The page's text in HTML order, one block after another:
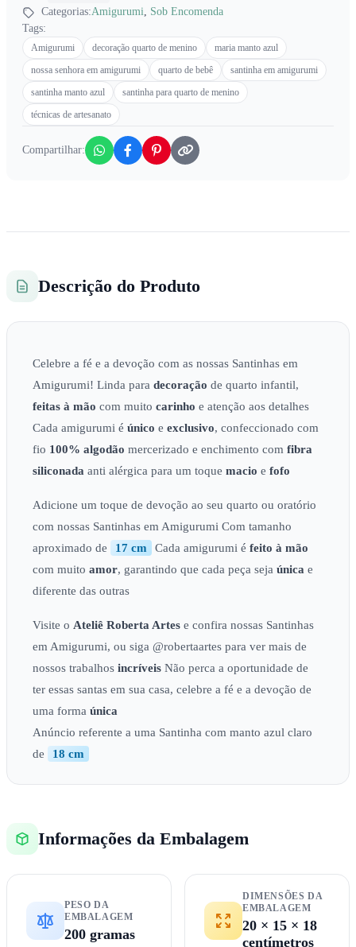
Categorias:Amigurumi, Sob Encomenda
Tags:
Amigurumi decoração quarto de menino
maria manto azul
nossa senhora em amigurumi
quarto de bebê
santinha em amigurumi
santinha manto azul
santinha para quarto de menino
técnicas de artesanato
Compartilhar:
Descrição do Produto
Celebre a fé e a devoção com as nossas Santinhas em
Amigurumi! Linda para decoração de quarto infantil,
feitas à mão com muito carinho e atenção aos detalhes
Cada amigurumi é único e exclusivo, confeccionado com
fio 100% algodão mercerizado e enchimento com fibra
siliconada anti alérgica para um toque macio e fofo
Adicione um toque de devoção ao seu quarto ou oratório
com nossas Santinhas em Amigurumi Com tamanho
aproximado de
17 cm Cada amigurumi é feito à mão
com muito amor, garantindo que cada peça seja única e
diferente das outras
Visite o Ateliê Roberta Artes e confira nossas Santinhas
em Amigurumi, ou siga @robertaartes para ver mais de
nossos trabalhos incríveis Não perca a oportunidade de
ter essas santas em sua casa, celebre a fé e a devoção de
uma forma única
Anúncio referente a uma Santinha com manto azul claro
de
18 cm
Informações da Embalagem
PESO DA
EMBALAGEM
200 gramas
DIMENSÕES DA
EMBALAGEM
20 × 15 × 18
centímetros